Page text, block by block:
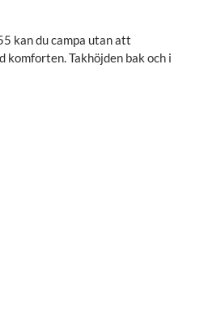
kan du campa utan att
komforten. Takhöjden bak och i